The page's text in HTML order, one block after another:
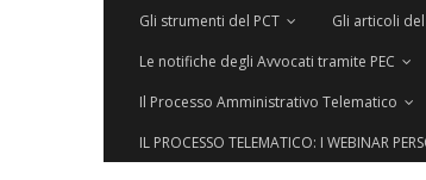
Gli strumenti del PCT Gli articoli
Le notifiche degli Avvocati tramite PEC
Il Processo Amministrativo Telematico
IL PROCESSO TELEMATICO: I WEBINAR